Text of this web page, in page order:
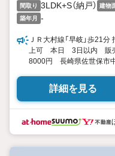
間取り 3LDK+S（納戸） 建物
築年月 -
ＪＲ大村線「早岐」歩21
上可 本日 3日以内 販
8000円 長崎県佐世保市
詳細を見る